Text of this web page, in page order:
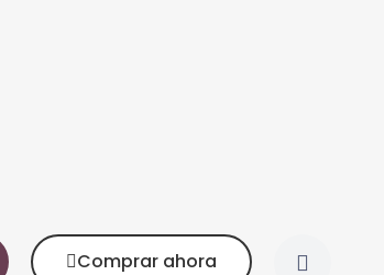
Comprar ahora